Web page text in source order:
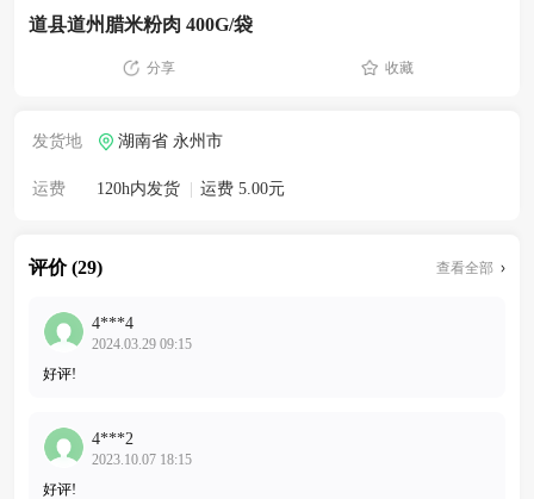
道县道州腊米粉肉 400G/袋
分享 收藏
发货地 湖南省 永州市
运费 120h内发货 运费 5.00元
评价 (29) 查看全部
4***4
2024.03.29 09:15
好评!
4***2
2023.10.07 18:15
好评!